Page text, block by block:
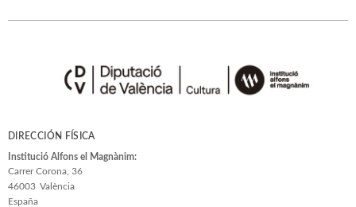
Estudios Generales
Flora y Fauna
Ver todas... (33)
DIRECCIÓN FÍSICA
Institució Alfons el Magnànim:
Carrer Corona, 36
46003 València
España